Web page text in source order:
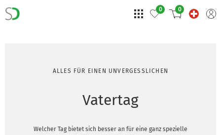
0 0
ALLES FÜR EINEN UNVERGESSLICHEN
Vatertag
Welcher Tag bietet sich besser an für eine ganz spezielle